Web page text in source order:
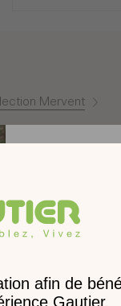
Matériaux
Montage
Dimensions
Mervent